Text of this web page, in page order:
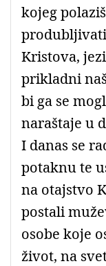
kojeg
Kristova,
prikladni
bi ga se
naraštaje u
I danas se
potaknu te
na otajstvo
postali
osobe koje
život, na